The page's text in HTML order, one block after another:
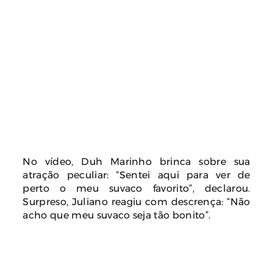
No vídeo, Duh Marinho brinca sobre sua
atração peculiar: “Sentei aqui para ver de
perto o meu suvaco favorito”, declarou.
Surpreso, Juliano reagiu com descrença: “Não
acho que meu suvaco seja tão bonito”.